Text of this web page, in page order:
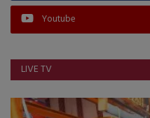
Youtube
LIVE TV